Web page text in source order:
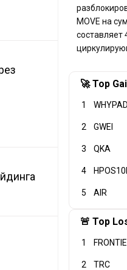
MOVE на
составляет
🚀 Top
1 WHYPAD
2 GWEI
3 QKA
4 HPOS10I
5 AIR
🚨 Top
1
2 TRC